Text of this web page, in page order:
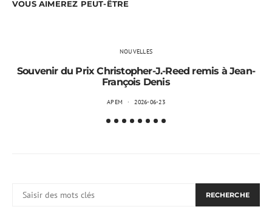
VOUS AIMEREZ PEUT-ÊTRE
NOUVELLES
Souvenir du Prix Christopher-J.-Reed remis à Jean-
François Denis
APEM 2026-06-23
RECHERCHE